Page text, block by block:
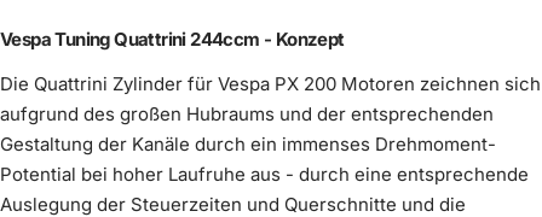
im Preis enthalten
Ansaug-Adapter(0/1) Wähle ein Produkt
€90,00
keine Innendämmung
Mehr erfahren
im Preis enthalten
€1.490,00
Innendämmung Scooter &
Service
(0
Wähle ein
Produkt
4. Gang 36 Zähne, DRT kurz
Mehr erfahren
€69,00
Mehr erfahren
€15,00
Vespa Tuning Quattrini 244ccm - Konzept
Die Quattrini Zylinder für Vespa PX 200 Motoren zeichnen sich
aufgrund des großen Hubraums und der entsprechenden
Gestaltung der Kanäle durch ein immenses Drehmoment-
Potential bei hoher Laufruhe aus - durch eine entsprechende
Auslegung der Steuerzeiten und Querschnitte und die